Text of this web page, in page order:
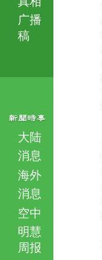
广播
稿
大陆
消息
海外
消息
空中
明慧
周报